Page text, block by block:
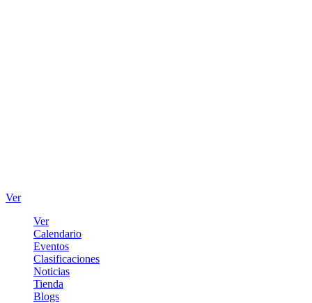
Ver
Ver
Calendario
Eventos
Clasificaciones
Noticias
Tienda
Blogs